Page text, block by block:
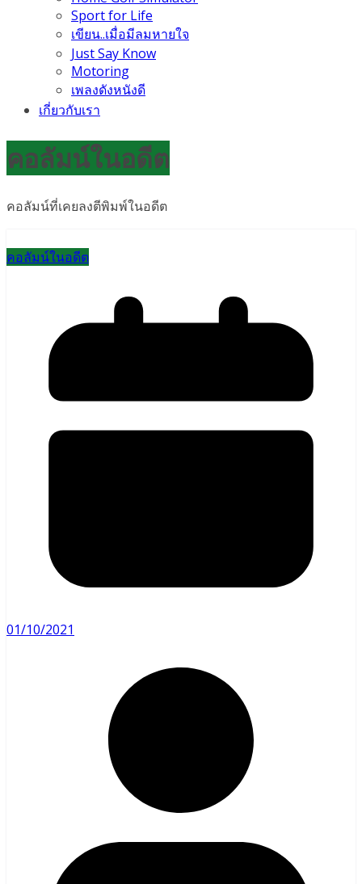
Sport for Life
เขียน..เมื่อมีลมหายใจ
Just Say Know
Motoring
เพลงดังหนังดี
เกี่ยวกับเรา
คอลัมน์ในอดีต
คอลัมน์ที่เคยลงตีพิมพ์ในอดีต
คอลัมน์ในอดีต
01/10/2021